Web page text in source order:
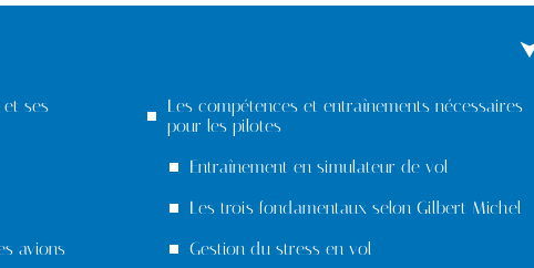
ses
avions
Les compétences et entraînements nécessaires
pour les pilotes
Entraînement en simulateur de vol
Les trois fondamentaux selon Gilbert Michel
Gestion du stress en vol